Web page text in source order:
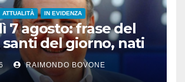
ATTUALITÀ IN EVIDENZA
7 agosto: frase del
del giorno, nati
accadde oggi
RAIMONDO BOVONE